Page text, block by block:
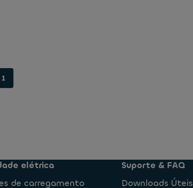
1
elétrica
de carregamento
Suporte & FAQ
Downloads Úteis